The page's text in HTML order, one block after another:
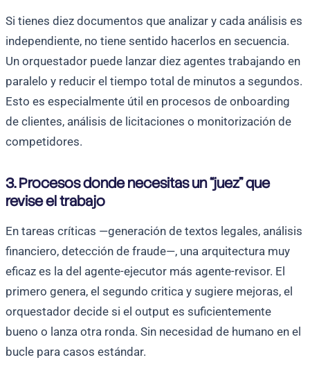
Si tienes diez documentos que analizar y cada análisis es
independiente, no tiene sentido hacerlos en secuencia.
Un orquestador puede lanzar diez agentes trabajando en
paralelo y reducir el tiempo total de minutos a segundos.
Esto es especialmente útil en procesos de onboarding
de clientes, análisis de licitaciones o monitorización de
competidores.
3. Procesos donde necesitas un “juez” que
revise el trabajo
En tareas críticas —generación de textos legales, análisis
financiero, detección de fraude—, una arquitectura muy
eficaz es la del agente-ejecutor más agente-revisor. El
primero genera, el segundo critica y sugiere mejoras, el
orquestador decide si el output es suficientemente
bueno o lanza otra ronda. Sin necesidad de humano en el
bucle para casos estándar.